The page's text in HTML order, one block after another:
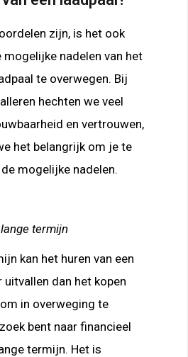
zijn, is het ook
nadelen van het
te overwegen. Bij
hechten we veel
en vertrouwen,
het belangrijk om je te
mogelijke nadelen.
termijn
kan het huren van een
uitvallen dan het kopen
in overweging te
bent naar financieel
termijn. Het is